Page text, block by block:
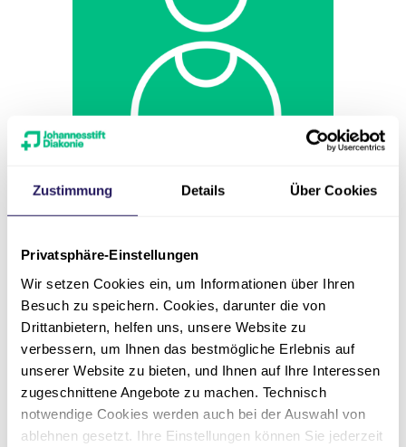
Zustimmung Details Über Cookies
Privatsphäre-Einstellungen
Wir setzen Cookies ein, um Informationen über Ihren
Besuch zu speichern. Cookies, darunter die von
Drittanbietern, helfen uns, unsere Website zu
verbessern, um Ihnen das bestmögliche Erlebnis auf
unserer Website zu bieten, und Ihnen auf Ihre Interessen
zugeschnittene Angebote zu machen. Technisch
notwendige Cookies werden auch bei der Auswahl von
ablehnen gesetzt. Ihre Einstellungen können Sie jederzeit
Nicht-ärztliche Heilberufe
Medizinische *r
Operationszentrum
Eintrittsdatum
nächstmöglich
Stellenumfang
Vollzeit oder Teilzeit